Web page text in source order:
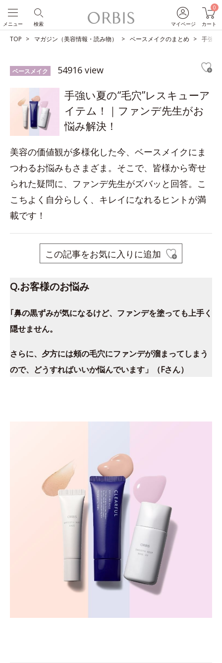
マイページ
0
カート
検索
メニュー
TOP マガジン（美容情報・読み物） ベースメイクのまとめ 手強い
ベースメイク 54916 view
手強い夏の“毛穴”レスキューア
イテム！｜ファンデ先生がお
悩み解決！
美容の価値観が多様化した今、ベースメイクにま
つわるお悩みもさまざま。そこで、皆様から寄せ
られた疑問に、ファンデ先生がズバッと回答。こ
こちよく自分らしく、キレイになれるヒントが満
載です！
この記事をお気に入りに追加
Q.お客様のお悩み
｢鼻の黒ずみが気になるけど、ファンデを塗っても上手く
隠せません。
さらに、夕方には頰の毛穴にファンデが溜まってしまう
ので、どうすればいいか悩んでいます」（Fさん）